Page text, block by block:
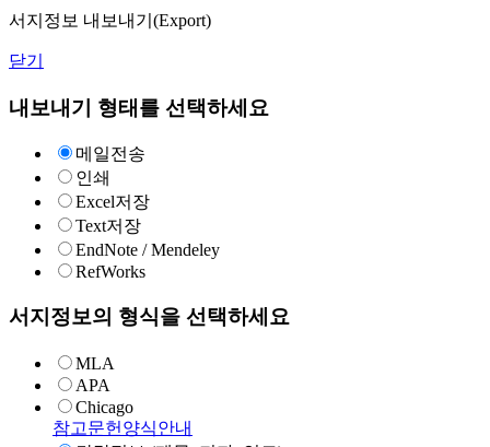
서지정보 내보내기(Export)
닫기
내보내기 형태를 선택하세요
메일전송
인쇄
Excel저장
Text저장
EndNote / Mendeley
RefWorks
서지정보의 형식을 선택하세요
MLA
APA
Chicago
참고문헌양식안내